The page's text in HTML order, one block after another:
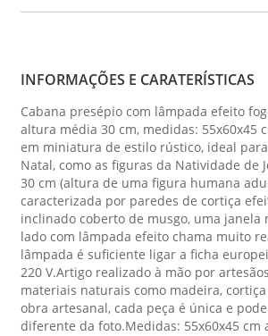
INFORMAÇÕES E CARATERÍSTICAS
Cabana presépio com lâmpada efeito
altura média 30 cm, medidas: 55x60x45
em miniatura de estilo rústico, ideal
Natal, como as figuras da Natividade de
30 cm (altura de uma figura humana
caracterizada por paredes de cortiça
inclinado coberto de musgo, uma janela
lado com lâmpada efeito chama muito
lâmpada é suficiente ligar a ficha
220 V.Artigo realizado à mão por
materiais naturais como madeira,
obra artesanal, cada peça é única e
diferente da foto.Medidas: 55x60x45 cm